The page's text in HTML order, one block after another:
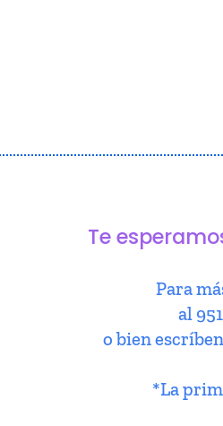
Te
Para
al
o bien
*La